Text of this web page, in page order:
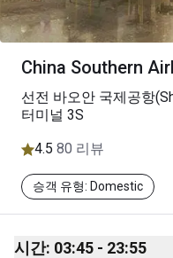
China Southern
선전 바오안 국제공항
터미널 3S
4.5 80 리뷰
승객 유형: Domestic
시간: 03:45 - 23:55